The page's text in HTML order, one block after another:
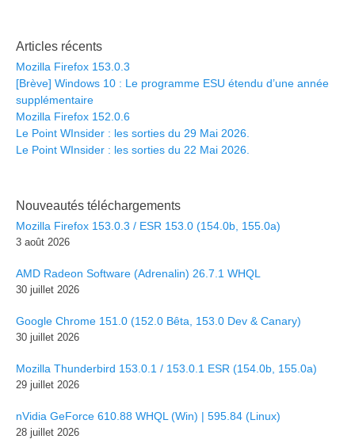
Articles récents
Mozilla Firefox 153.0.3
[Brève] Windows 10 : Le programme ESU étendu d’une année
supplémentaire
Mozilla Firefox 152.0.6
Le Point WInsider : les sorties du 29 Mai 2026.
Le Point WInsider : les sorties du 22 Mai 2026.
Nouveautés téléchargements
Mozilla Firefox 153.0.3 / ESR 153.0 (154.0b, 155.0a)
3 août 2026
AMD Radeon Software (Adrenalin) 26.7.1 WHQL
30 juillet 2026
Google Chrome 151.0 (152.0 Bêta, 153.0 Dev & Canary)
30 juillet 2026
Mozilla Thunderbird 153.0.1 / 153.0.1 ESR (154.0b, 155.0a)
29 juillet 2026
nVidia GeForce 610.88 WHQL (Win) | 595.84 (Linux)
28 juillet 2026